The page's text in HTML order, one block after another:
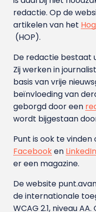
redactie. Op de
artikelen van het
(HOP).
De redactie bestaat
Zij werken in
basis van vrije
beïnvloeding van
geborgd door een
wordt bijgestaan
Punt is ook te vinden
Facebooken LinkedIn
er een magazine.
De website
de internationale
WCAG 2.1, niveau